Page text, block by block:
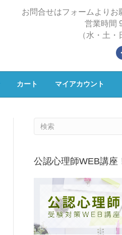
お問合せはフォームよりお
営業時間
（水・土・
カート マイアカウント
公認心理師WEB講座